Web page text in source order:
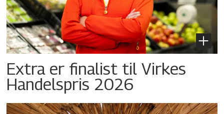
Extra er finalist til Virkes
Handelspris 2026